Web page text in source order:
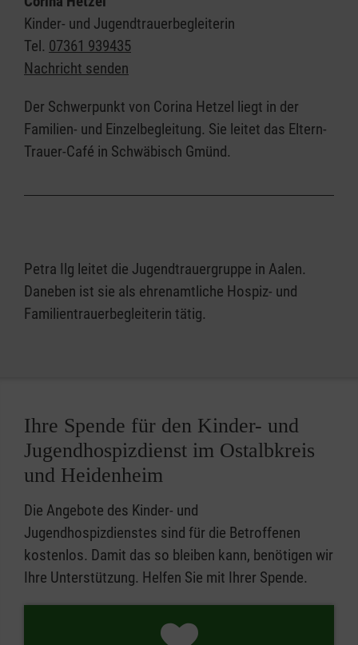
Kinder- und Jugendtrauerbegleiterin
Tel. 07361 939435
Nachricht senden
Der Schwerpunkt von Corina Hetzel liegt in der
Familien- und Einzelbegleitung. Sie leitet das Eltern-
Trauer-Café in Schwäbisch Gmünd.
Petra Ilg leitet die Jugendtrauergruppe in Aalen.
Daneben ist sie als ehrenamtliche Hospiz- und
Familientrauerbegleiterin tätig.
Ihre Spende für den Kinder- und
Jugendhospizdienst im Ostalbkreis
und Heidenheim
Die Angebote des Kinder- und
Jugendhospizdienstes sind für die Betroffenen
kostenlos. Damit das so bleiben kann, benötigen wir
Ihre Unterstützung. Helfen Sie mit Ihrer Spende.